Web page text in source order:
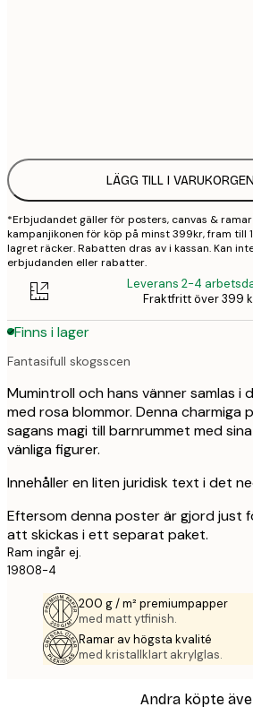
LÄGG TILL I VARUKORGEN
*Erbjudandet gäller för posters, canvas &
kampanjikonen för köp på minst 399kr, fram till
lagret räcker. Rabatten dras av i kassan. Kan
erbjudanden eller rabatter.
Leverans 2-4
Fraktfritt över 399
Finns i lager
Fantasifull skogsscen
Mumintroll och hans vänner samlas i
med rosa blommor. Denna charmiga
sagans magi till barnrummet med
vänliga figurer.
Innehåller en liten juridisk text i det
Eftersom denna poster är gjord just
att skickas i ett separat paket.
Ram ingår ej.
19808-4
200 g / m² premiumpapper
med matt ytfinish.
Ramar av högsta kvalité
med kristallklart akrylglas.
Andra köpte